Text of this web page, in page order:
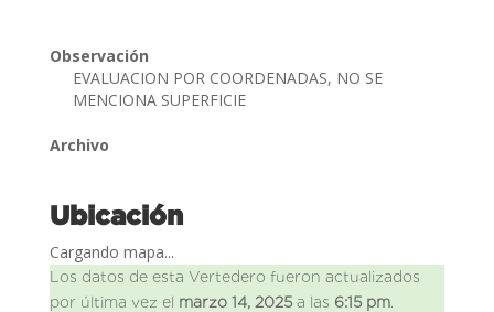
Observación
EVALUACION POR COORDENADAS, NO SE
MENCIONA SUPERFICIE
Archivo
Ubicación
Cargando mapa...
Los datos de esta Vertedero fueron actualizados
por última vez el marzo 14, 2025a las 6:15 pm.